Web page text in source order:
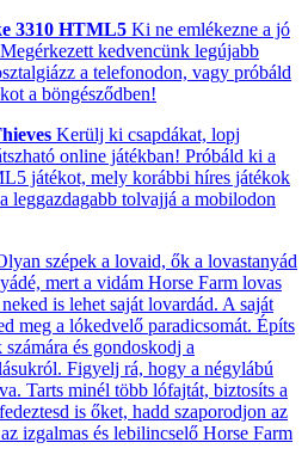
3310 HTML5 Ki ne emlékezne a jó
kedvencünk legújabb
a telefonodon, vagy próbáld
a böngésződben!
Kerülj ki csapdákat, lopj
online játékban! Próbáld ki a
játékot, mely korábbi híres játékok
leggazdagabb tolvajjá a mobilodon
szépek a lovaid, ők a lovastanyád
mert a vidám Horse Farm lovas
is lehet saját lovardád. A saját
meg a lókedvelő paradicsomát. Építs
és gondoskodj a
Figyelj rá, hogy a négylábú
Tarts minél több lófajtát, biztosíts a
is őket, hadd szaporodjon az
izgalmas és lebilincselő Horse Farm